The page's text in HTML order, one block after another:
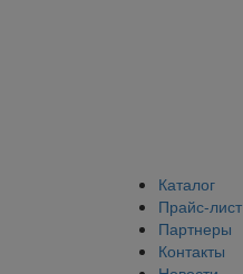
Каталог
Прайс-лист
Партнеры
Контакты